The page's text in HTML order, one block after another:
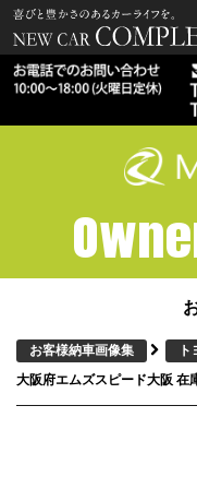
お客様納車画像集
大阪府エムズスピード大阪 在